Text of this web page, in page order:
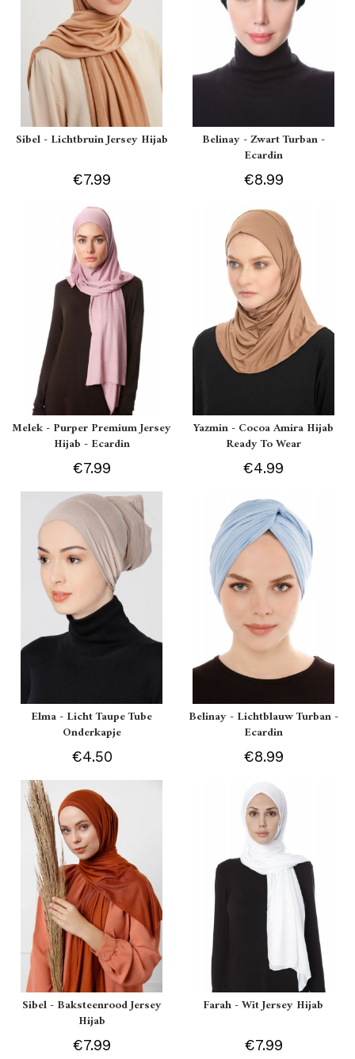
Sibel - Lichtbruin Jersey Hijab
€7.99
Belinay - Zwart Turban -
Ecardin
€8.99
Melek - Purper Premium Jersey
Hijab - Ecardin
€7.99
Yazmin - Cocoa Amira Hijab
Ready To Wear
€4.99
Elma - Licht Taupe Tube
Onderkapje
€4.50
Belinay - Lichtblauw Turban -
Ecardin
€8.99
Sibel - Baksteenrood Jersey
Hijab
€7.99
Farah - Wit Jersey Hijab
€7.99